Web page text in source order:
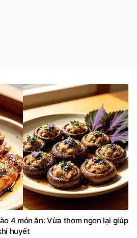
4 món ăn: Vừa thơm ngon lại giúp
huyết